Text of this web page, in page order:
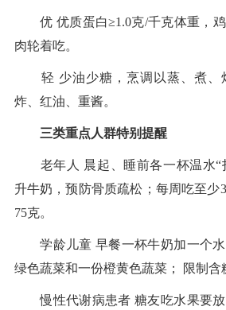
优 优质蛋白≥1.0克/千克体重，鸡
肉轮着吃。
轻 少油少糖，烹调以蒸、煮、
炸、红油、重酱。
三类重点人群特别提醒
老年人 晨起、睡前各一杯温水“
升牛奶，预防骨质疏松；每周吃至少
75克。
学龄儿童 早餐一杯牛奶加一个水
绿色蔬菜和一份橙黄色蔬菜； 限制含
慢性代谢病患者 糖友吃水果要放